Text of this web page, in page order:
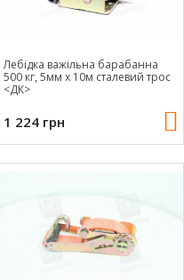
Лебідка важільна барабанна
500 кг, 5мм х 10м сталевий трос
<ДК>
1 224 грн